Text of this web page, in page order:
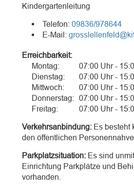
Kindergartenleitung
Telefon: 09836/978644
E-Mail:
Erreichbarkeit:
Montag:
07:00 Uhr -
Dienstag:
07:00 Uhr -
Mittwoch:
07:00 Uhr -
Donnerstag:
07:00 Uhr -
Freitag:
07:00 Uhr -
Verkehrsanbindung: Es besteht
den öffentlichen
Parkplatzsituation: Es sind
Einrichtung Parkplätze und
vorhanden.